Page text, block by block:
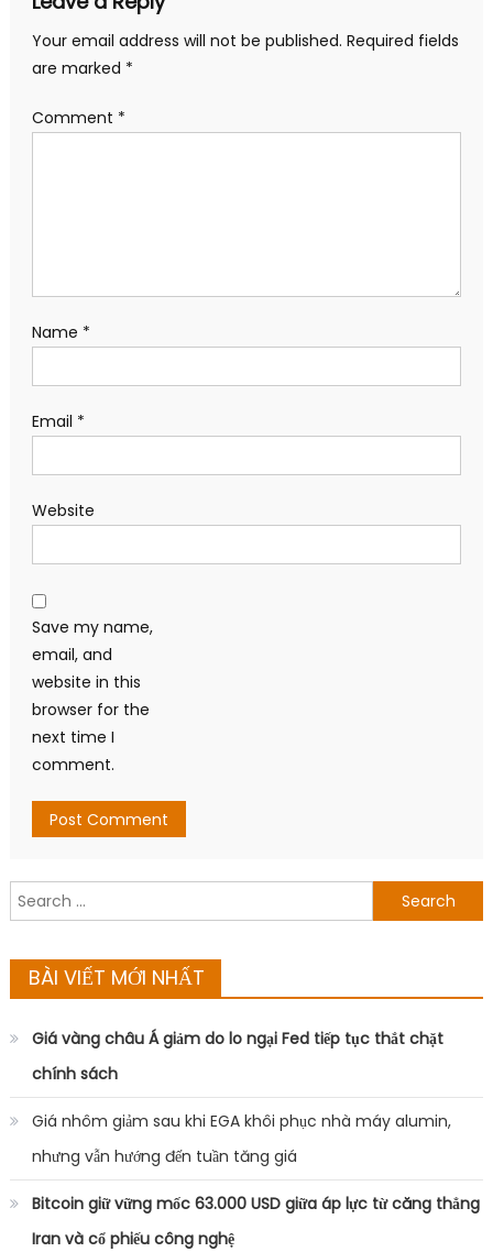
Your email address will not be published. Required fields
are marked *
Comment *
Name *
Email *
Website
Save my name,
email, and
website in this
browser for the
next time I
comment.
Search
for:
BÀI VIẾT MỚI NHẤT
Giá vàng châu Á giảm do lo ngại Fed tiếp tục thắt chặt
chính sách
Giá nhôm giảm sau khi EGA khôi phục nhà máy alumin,
nhưng vẫn hướng đến tuần tăng giá
Bitcoin giữ vững mốc 63.000 USD giữa áp lực từ căng thẳng
Iran và cổ phiếu công nghệ